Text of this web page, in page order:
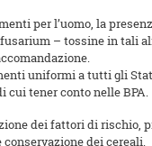
per l’uomo, la
– tossine in tali
uniformi a tutti gli
cui tener conto nelle BPA.
dei fattori di rischio,
dei cereali.